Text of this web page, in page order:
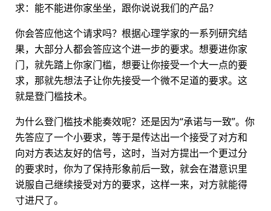
求：能不能进你家坐坐，跟你说说我们的产品？
你会答应他这个请求吗？根据心理学家的一系列研究结
果，大部分人都会答应这个进一步的要求。想要进你家
门，就先踏上你家门槛，想要让你接受一个大一点的要
求，那就先想法子让你先接受一个微不足道的要求。这
就是登门槛技术。
为什么登门槛技术能奏效呢？还是因为“承诺与一致”。你
先答应了一个小要求，等于是传达出一个接受了对方和
向对方表达友好的信号，这时，当对方提出一个更过分
的要求时，你为了保持形象前后一致，就会在潜意识里
说服自己继续接受对方的要求，这样一来，对方就能得
寸进尺了。